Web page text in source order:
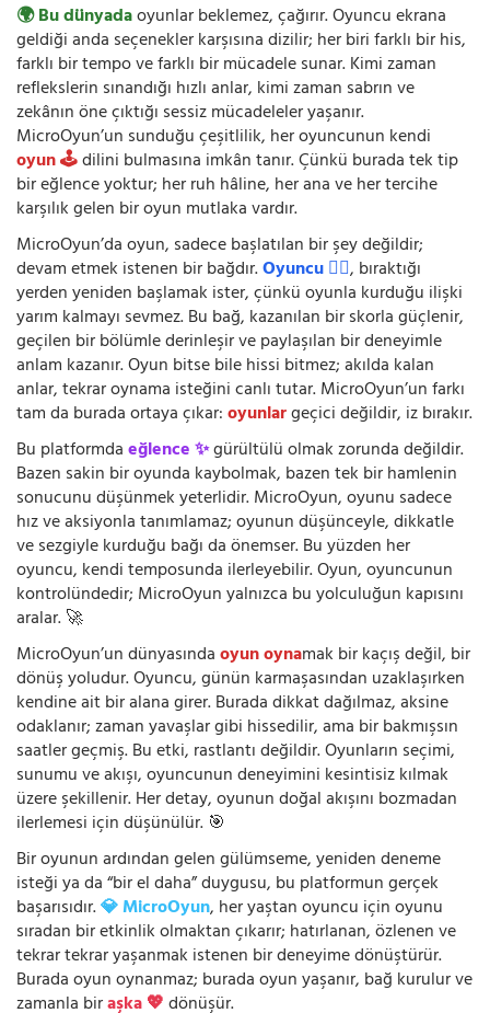
🌍 Bu dünyadaoyunlar beklemez, çağırır. Oyuncu ekrana
geldiği anda seçenekler karşısına dizilir; her biri farklı bir his,
farklı bir tempo ve farklı bir mücadele sunar. Kimi zaman
reflekslerin sınandığı hızlı anlar, kimi zaman sabrın ve
zekânın öne çıktığı sessiz mücadeleler yaşanır.
MicroOyun’un sunduğu çeşitlilik, her oyuncunun kendi
oyun 🕹️dilini bulmasına imkân tanır. Çünkü burada tek tip
bir eğlence yoktur; her ruh hâline, her ana ve her tercihe
karşılık gelen bir oyun mutlaka vardır.
MicroOyun’da oyun, sadece başlatılan bir şey değildir;
devam etmek istenen bir bağdır.Oyuncu 🧍‍♂️, bıraktığı
yerden yeniden başlamak ister, çünkü oyunla kurduğu ilişki
yarım kalmayı sevmez. Bu bağ, kazanılan bir skorla güçlenir,
geçilen bir bölümle derinleşir ve paylaşılan bir deneyimle
anlam kazanır. Oyun bitse bile hissi bitmez; akılda kalan
anlar, tekrar oynama isteğini canlı tutar. MicroOyun’un farkı
tam da burada ortaya çıkar:oyunlargeçici değildir, iz bırakır.
Bu platformdaeğlence ✨gürültülü olmak zorunda değildir.
Bazen sakin bir oyunda kaybolmak, bazen tek bir hamlenin
sonucunu düşünmek yeterlidir. MicroOyun, oyunu sadece
hız ve aksiyonla tanımlamaz; oyunun düşünceyle, dikkatle
ve sezgiyle kurduğu bağı da önemser. Bu yüzden her
oyuncu, kendi temposunda ilerleyebilir. Oyun, oyuncunun
kontrolündedir; MicroOyun yalnızca bu yolculuğun kapısını
aralar. 🚀
MicroOyun’un dünyasındaoyun oynamak bir kaçış değil, bir
dönüş yoludur. Oyuncu, günün karmaşasından uzaklaşırken
kendine ait bir alana girer. Burada dikkat dağılmaz, aksine
odaklanır; zaman yavaşlar gibi hissedilir, ama bir bakmışsın
saatler geçmiş. Bu etki, rastlantı değildir. Oyunların seçimi,
sunumu ve akışı, oyuncunun deneyimini kesintisiz kılmak
üzere şekillenir. Her detay, oyunun doğal akışını bozmadan
ilerlemesi için düşünülür. 🎯
Bir oyunun ardından gelen gülümseme, yeniden deneme
isteği ya da “bir el daha” duygusu, bu platformun gerçek
başarısıdır.💎 MicroOyun, her yaştan oyuncu için oyunu
sıradan bir etkinlik olmaktan çıkarır; hatırlanan, özlenen ve
tekrar tekrar yaşanmak istenen bir deneyime dönüştürür.
Burada oyun oynanmaz; burada oyun yaşanır, bağ kurulur ve
zamanla biraşka 💖dönüşür.